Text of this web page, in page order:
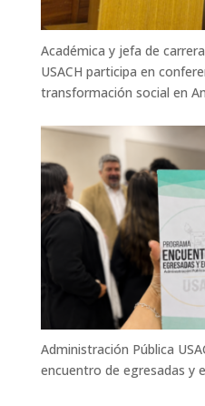
Académica y jefa de
USACH participa en
transformación social en
Administración Pública
encuentro de egresadas y